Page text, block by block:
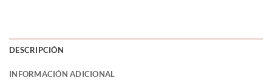
DESCRIPCIÓN
INFORMACIÓN ADICIONAL